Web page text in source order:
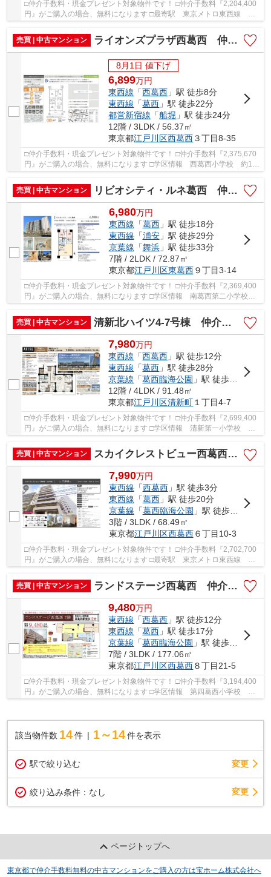
□仲介手数料・現金プレゼント対象物件です！ □仲介手数料『2,204,400
円』がご購入の場合、無料になります □最寄駅 東京メトロ東西線 葛
売買 | 中古マンション
ライオンズプラザ西葛西 仲介手数料無料＋40万円現金プレゼント中
8月1日 値下げ
6,899万円
東西線 「西葛西 」駅 徒歩8分
東西線 「葛西 」駅 徒歩22分
都営新宿線 「船堀 」駅 徒歩24分
12階 / 3LDK / 56.37㎡
東京都江戸川区西葛西３丁目8-35
□仲介手数料・現金プレゼント対象物件です！ □仲介手数料『2,375,670
円』がご購入の場合、無料になります □学区情報 西葛西小学校 約1
分 西葛西中学校 約10分 □最寄駅 東西線 西...
売買 | 中古マンション
リビオシティ・ルネ葛西 仲介手数料無料＋40万円現金プレゼント中
6,980万円
東西線 「葛西」駅 徒歩18分
東西線 「浦安」駅 徒歩29分
京葉線 「舞浜」駅 徒歩33分
7階 / 2LDK / 72.87㎡
東京都江戸川区東葛西９丁目3-14
□仲介手数料・現金プレゼント対象物件です！ □仲介手数料『2,369,400
円』がご購入の場合、無料になります □学区情報 南葛西第二小学校
約10分 東葛西中学校 約12分 □最寄駅 東京...
売買 | 中古マンション
清新北ハイツ4-7号棟 仲介手数料無料＋40万円現金プレゼント中
7,980万円
東西線 「西葛西 」駅 徒歩12分
東西線 「葛西 」駅 徒歩28分
京葉線 「葛西臨海公園 」駅 徒歩33分
12階 / 4LDK / 91.48㎡
東京都江戸川区清新町 １丁目4-7
□仲介手数料・現金プレゼント対象物件です！ □仲介手数料『2,699,400
円』がご購入の場合、無料になります □学区情報 清新第一小学校 約6
分 清新第一中学校 約10分 □最寄駅 東西線...
売買 | 中古マンション
スカイクレストビュー西葛西 仲介手数料無料＋40万円現金プレゼント中
7,990万円
東西線 「西葛西」駅 徒歩3分
東西線 「葛西」駅 徒歩20分
京葉線 「葛西臨海公園 」駅 徒歩34分
3階 / 3LDK / 68.49㎡
東京都江戸川区西葛西６丁目10-3
□仲介手数料・現金プレゼント対象物件です！ □仲介手数料『2,702,700
円』がご購入の場合、無料になります □最寄駅 東京メトロ東西線 西
売買 | 中古マンション
ランドステージ西葛西 仲介手数料無料＋50万円現金プレゼント中
9,480万円
東西線 「西葛西 」駅 徒歩12分
東西線 「葛西 」駅 徒歩17分
京葉線 「葛西臨海公園 」駅 徒歩28分
7階 / 3LDK / 177.06㎡
東京都江戸川区西葛西８丁目21-5
□仲介手数料・現金プレゼント対象物件です！ □仲介手数料『3,194,400
円』がご購入の場合、無料になります □学区情報 第四葛西小学校 約
該当物件数 14件 1～14 件を表示
駅で絞り込む 変更
絞り込み条件： なし 変更
ページトップへ
東京都で仲介手数料無料の中古マンションをご購入の方は宝ホーム株式会社へ